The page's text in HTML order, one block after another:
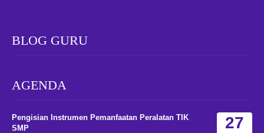
BLOG GURU
AGENDA
27
Pengisian Instrumen Pemanfaatan Peralatan TIK
SMP